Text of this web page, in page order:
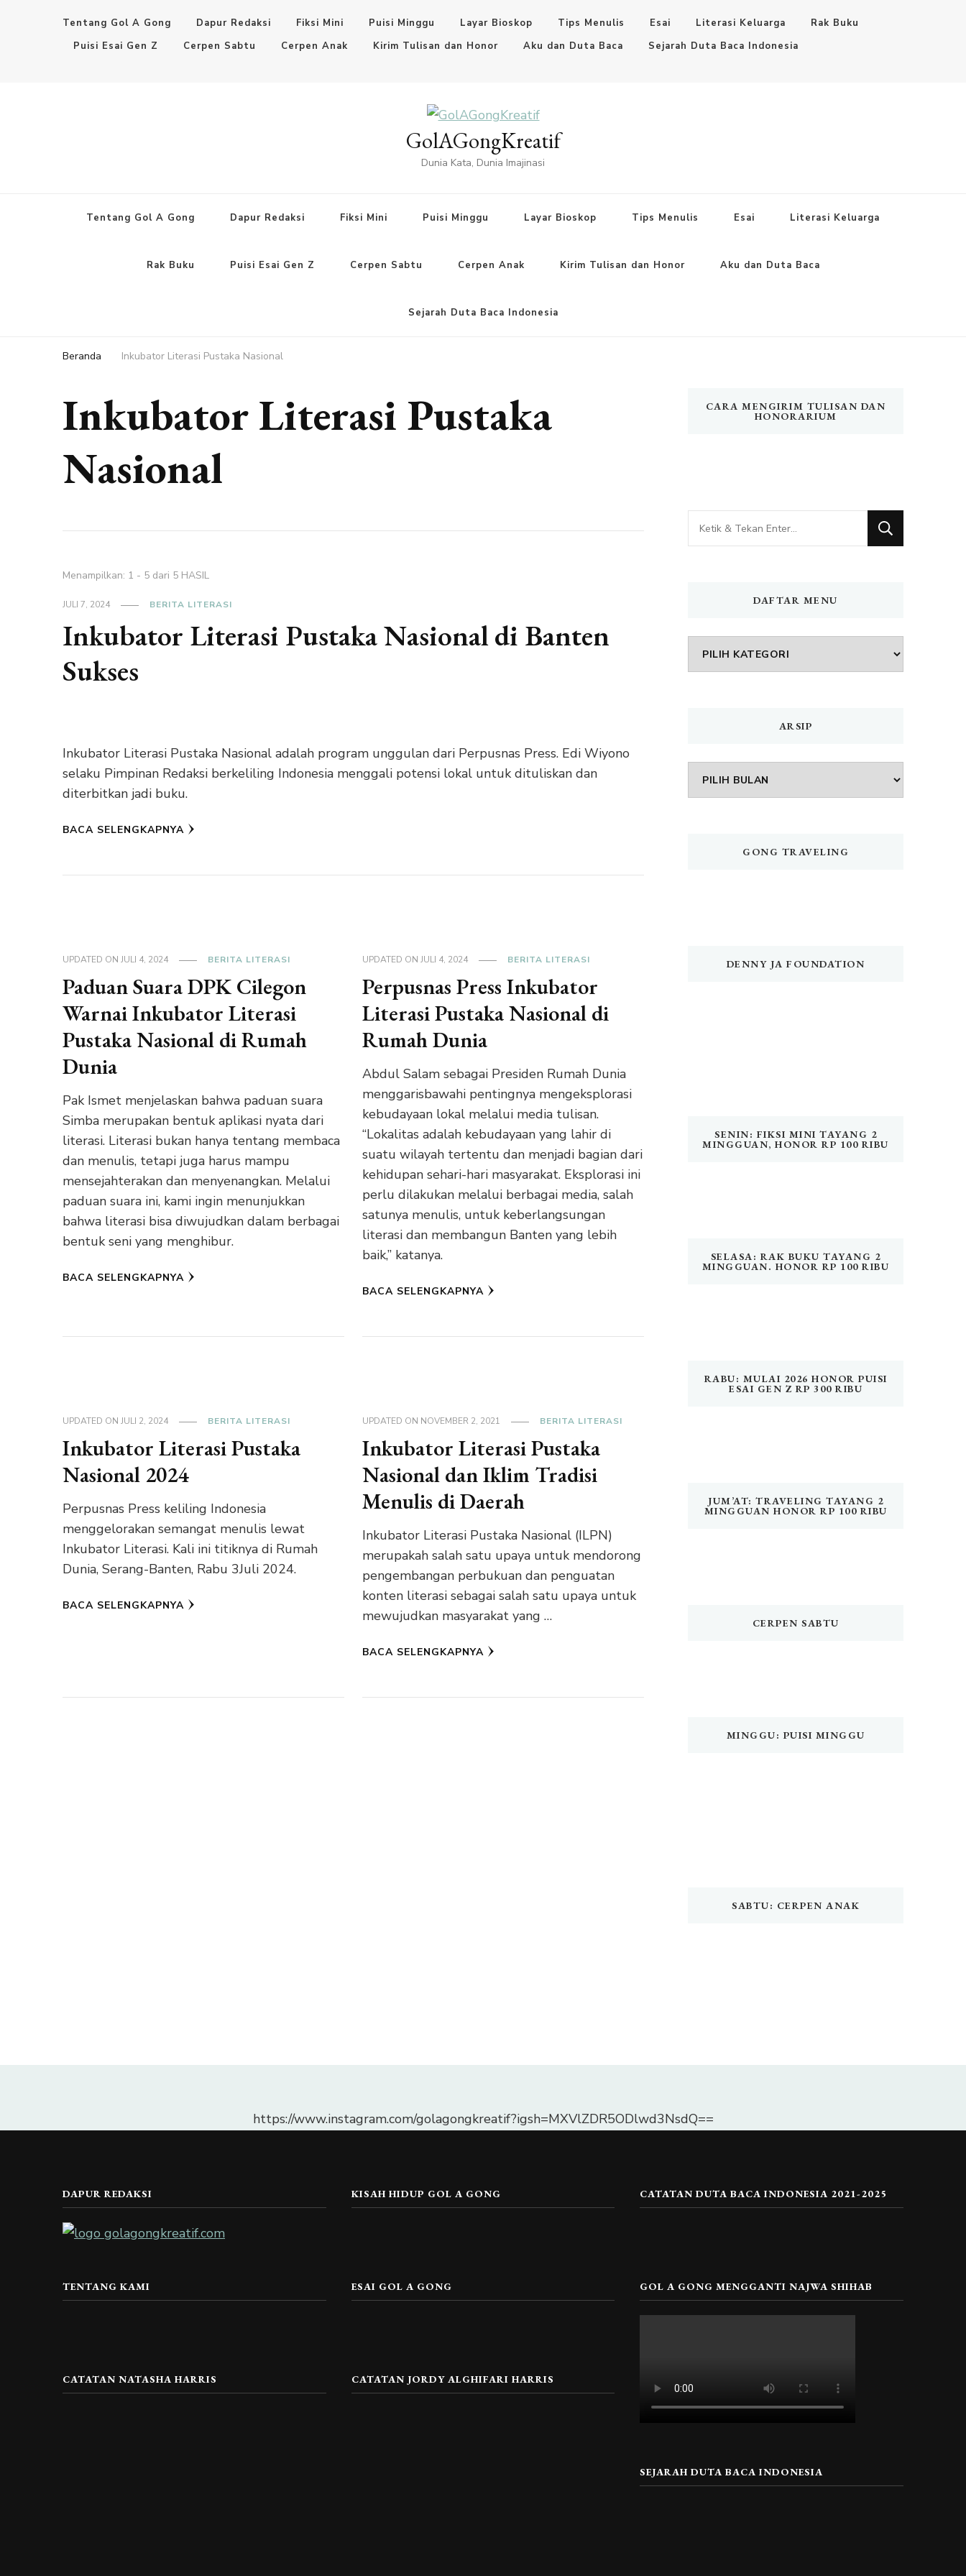
Tentang Gol A Gong Dapur Redaksi Fiksi Mini Puisi Minggu Layar Bioskop Tips Menulis Esai Literasi Keluarga
Rak Buku
Puisi Esai Gen Z
Cerpen Sabtu Cerpen Anak Kirim Tulisan dan Honor Aku dan Duta Baca Sejarah Duta Baca Indonesia
GolAGongKreatif
Dunia Kata, Dunia Imajinasi
Tentang Gol A Gong Dapur Redaksi Fiksi Mini Puisi Minggu Layar Bioskop Tips Menulis Esai Literasi Keluarga
Rak Buku Puisi Esai Gen Z Cerpen Sabtu Cerpen Anak Kirim Tulisan dan Honor Aku dan Duta Baca
Sejarah Duta Baca Indonesia
Beranda Inkubator Literasi Pustaka Nasional
Inkubator Literasi Pustaka
Nasional
Menampilkan: 1 - 5 dari 5 HASIL
JULI 7, 2024 BERITA LITERASI
Inkubator Literasi Pustaka Nasional di Banten
Sukses
Inkubator Literasi Pustaka Nasional adalah program unggulan dari Perpusnas Press. Edi Wiyono
selaku Pimpinan Redaksi berkeliling Indonesia menggali potensi lokal untuk dituliskan dan
diterbitkan jadi buku.
BACA SELENGKAPNYA
UPDATED ONJULI 4, 2024 BERITA LITERASI
Paduan Suara DPK Cilegon
Warnai Inkubator Literasi
Pustaka Nasional di Rumah
Dunia
Pak Ismet menjelaskan bahwa paduan suara
Simba merupakan bentuk aplikasi nyata dari
literasi. Literasi bukan hanya tentang membaca
dan menulis, tetapi juga harus mampu
mensejahterakan dan menyenangkan. Melalui
paduan suara ini, kami ingin menunjukkan
bahwa literasi bisa diwujudkan dalam berbagai
bentuk seni yang menghibur.
BACA SELENGKAPNYA
UPDATED ON JULI 4, 2024 BERITA LITERASI
Perpusnas Press Inkubator
Literasi Pustaka Nasional di
Rumah Dunia
Abdul Salam sebagai Presiden Rumah Dunia
menggarisbawahi pentingnya mengeksplorasi
kebudayaan lokal melalui media tulisan.
“Lokalitas adalah kebudayaan yang lahir di
suatu wilayah tertentu dan menjadi bagian dari
kehidupan sehari-hari masyarakat. Eksplorasi ini
perlu dilakukan melalui berbagai media, salah
satunya menulis, untuk keberlangsungan
literasi dan membangun Banten yang lebih
baik,” katanya.
BACA SELENGKAPNYA
UPDATED ONJULI 2, 2024 BERITA LITERASI
Inkubator Literasi Pustaka
Nasional 2024
Perpusnas Press keliling Indonesia
menggelorakan semangat menulis lewat
Inkubator Literasi. Kali ini titiknya di Rumah
Dunia, Serang-Banten, Rabu 3Juli 2024.
BACA SELENGKAPNYA
UPDATED ON NOVEMBER 2, 2021 BERITA LITERASI
Inkubator Literasi Pustaka
Nasional dan Iklim Tradisi
Menulis di Daerah
Inkubator Literasi Pustaka Nasional (ILPN)
merupakah salah satu upaya untuk mendorong
pengembangan perbukuan dan penguatan
konten literasi sebagai salah satu upaya untuk
mewujudkan masyarakat yang …
BACA SELENGKAPNYA
CARA MENGIRIM TULISAN DAN
HONORARIUM
Mencari
Sesuatu?
DAFTAR MENU
DAFTAR
MENU
ARSIP
Arsip
GONG TRAVELING
DENNY JA FOUNDATION
SENIN: FIKSI MINI TAYANG 2
MINGGUAN, HONOR RP 100 RIBU
SELASA: RAK BUKU TAYANG 2
MINGGUAN. HONOR RP 100 RIBU
RABU: MULAI 2026 HONOR PUISI
ESAI GEN Z RP 300 RIBU
JUM’AT: TRAVELING TAYANG 2
MINGGUAN HONOR RP 100 RIBU
CERPEN SABTU
MINGGU: PUISI MINGGU
SABTU: CERPEN ANAK
https://www.instagram.com/golagongkreatif?igsh=MXVlZDR5ODlwd3NsdQ==
DAPUR REDAKSI
TENTANG KAMI
CATATAN NATASHA HARRIS
KISAH HIDUP GOL A GONG
ESAI GOL A GONG
CATATAN JORDY ALGHIFARI HARRIS
CATATAN DUTA BACA INDONESIA 2021-2025
GOL A GONG MENGGANTI NAJWA SHIHAB
SEJARAH DUTA BACA INDONESIA